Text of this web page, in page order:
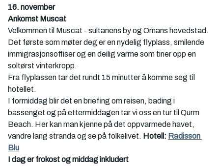
16. november
Ankomst Muscat
Velkommen til Muscat - sultanens by og Omans hovedstad.
Det første som møter deg er en nydelig flyplass, smilende
immigrasjonsoffiser og en deilig varme som tiner opp en
soltørst vinterkropp.
Fra flyplassen tar det rundt 15 minutter å komme seg til
hotellet.
I formiddag blir det en briefing om reisen, bading i
bassenget og på ettermiddagen tar vi oss en tur til Qurm
Beach. Her kan man kjenne på det oppvarmede havet,
vandre lang stranda og se på folkelivet. Hotell: Radisson
Blu
I dag er frokost og middag inkludert